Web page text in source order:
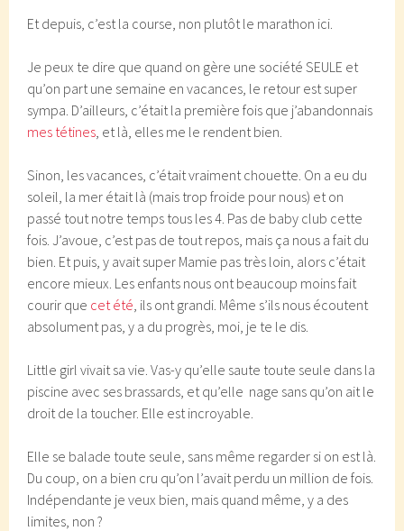
Et depuis, c’est la course, non plutôt le marathon ici.
Je peux te dire que quand on gère une société SEULE et
qu’on part une semaine en vacances, le retour est super
sympa. D’ailleurs, c’était la première fois que j’abandonnais
mes tétines, et là, elles me le rendent bien.
Sinon, les vacances, c’était vraiment chouette. On a eu du
soleil, la mer était là (mais trop froide pour nous) et on
passé tout notre temps tous les 4. Pas de baby club cette
fois. J’avoue, c’est pas de tout repos, mais ça nous a fait du
bien. Et puis, y avait super Mamie pas très loin, alors c’était
encore mieux. Les enfants nous ont beaucoup moins fait
courir que cet été, ils ont grandi. Même s’ils nous écoutent
absolument pas, y a du progrès, moi, je te le dis.
Little girl vivait sa vie. Vas-y qu’elle saute toute seule dans la
piscine avec ses brassards, et qu’elle nage sans qu’on ait le
droit de la toucher. Elle est incroyable.
Elle se balade toute seule, sans même regarder si on est là.
Du coup, on a bien cru qu’on l’avait perdu un million de fois.
Indépendante je veux bien, mais quand même, y a des
limites, non ?